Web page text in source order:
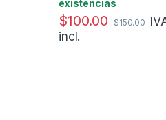
existencias
$100.00 $150.00
incl.